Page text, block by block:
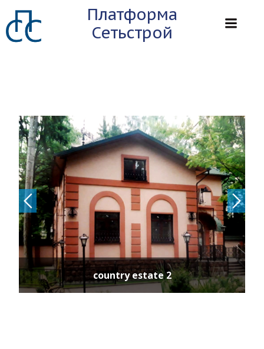
к
содержимому
Платформа
Сетьстрой
country estate 3